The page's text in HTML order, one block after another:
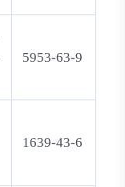
5953-63-9
1639-43-6